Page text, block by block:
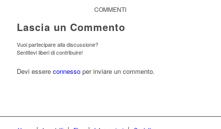
COMMENTI
Lascia un Commento
Vuoi partecipare alla discussione?
Sentitevi liberi di contribuire!
Devi essere connessoper inviare un commento.